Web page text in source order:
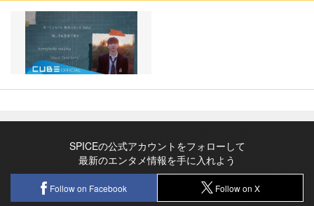
SPICEの公式アカウントをフォローして
最新のエンタメ情報を手に入れよう
Follow on Facebook Follow on X